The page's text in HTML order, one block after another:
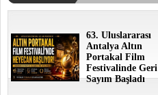
63. Uluslararası
Antalya Altın
Portakal Film
Festivalinde Geri
Sayım Başladı